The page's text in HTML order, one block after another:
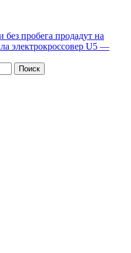
пробега продадут на
электрокроссовер U5 —